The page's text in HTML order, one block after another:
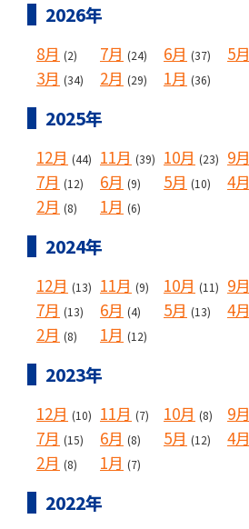
2026年
8月 (2) 7月 (24) 6月 (37) 5月
3月 (34) 2月 (29) 1月 (36)
2025年
12月 (44) 11月 (39) 10月 (23) 9月
7月 (12) 6月 (9) 5月 (10) 4月
2月 (8) 1月 (6)
2024年
12月 (13) 11月 (9) 10月 (11) 9月
7月 (13) 6月 (4) 5月 (13) 4月
2月 (8) 1月 (12)
2023年
12月 (10) 11月 (7) 10月 (8) 9月
7月 (15) 6月 (8) 5月 (12) 4月
2月 (8) 1月 (7)
2022年